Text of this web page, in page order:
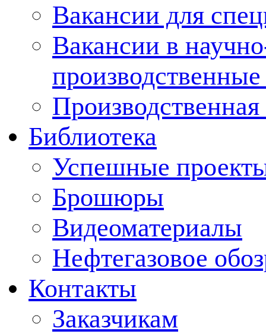
Вакансии для
Вакансии в
Производственная
Библиотека
Успешные
Брошюры
Видеоматериалы
Нефтегазовое
Контакты
Заказчикам